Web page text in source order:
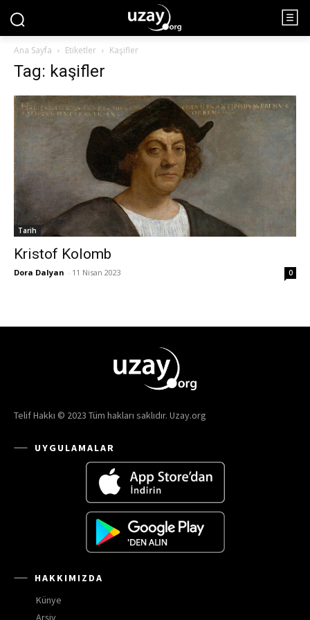
Ana Sayfa Etiketler Kaşifler
Tag: kaşifler
Tarih
Kristof Kolomb
Dora Dalyan - 11 Nisan 2023 0
Telif Hakkı © 2023 Tüm hakları saklıdır. Uzay.org
UYGULAMALAR
HAKKIMIZDA
Künye
Arşiv